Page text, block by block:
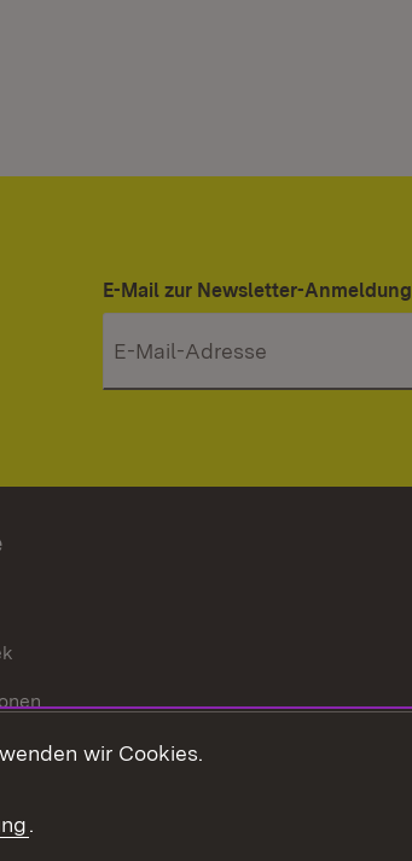
E-Mail zur Newsletter-Anmeldung
Ausbildungwir Cookies.
.